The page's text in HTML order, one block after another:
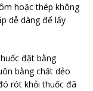
hoặc thép không
dễ dàng để lấy
đặt bằng
bằng chất dẻo
rót khỏi thuốc đã